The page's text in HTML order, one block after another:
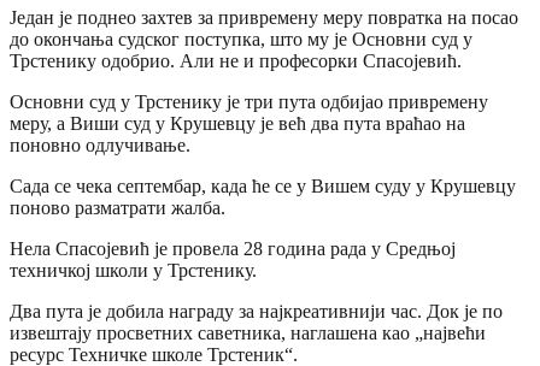
Један је поднео захтев за привремену меру повратка на посао
до окончања судског поступка, што му је Основни суд у
Трстенику одобрио. Али не и професорки Спасојевић.
Основни суд у Трстенику је три пута одбијао привремену
меру, а Виши суд у Крушевцу је већ два пута враћао на
поновно одлучивање.
Сада се чека септембар, када ће се у Вишем суду у Крушевцу
поново разматрати жалба.
Нела Спасојевић је провела 28 година рада у Средњој
техничкој школи у Трстенику.
Два пута је добила награду за најкреативнији час. Док је по
извештају просветних саветника, наглашена као „највећи
ресурс Техничке школе Трстеник“.